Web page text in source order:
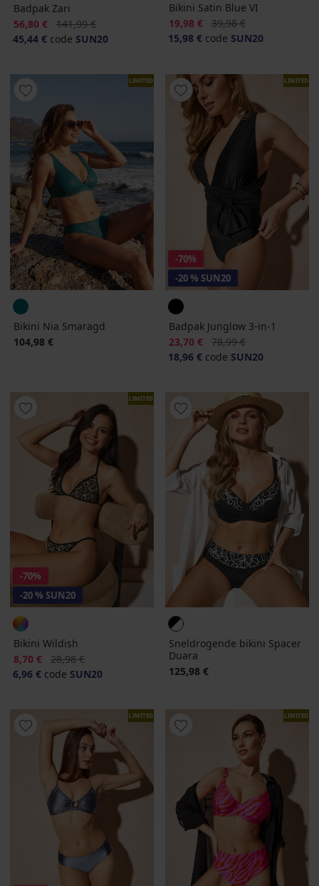
Badpak Zari
Korting
56,80 € Oorspronkelijke prijs
141,99 €
45,44 € code SUN20
Bikini Satin Blue VI
Korting
19,98 € Oorspronkelijke prijs
39,98 €
15,98 € code SUN20
LIMITED
Bikini Nia Smaragd
104,98 €
LIMITED
-70%
-20 % SUN20
Badpak Junglow 3-in-1
Korting
23,70 € Oorspronkelijke prijs
78,99 €
18,96 € code SUN20
LIMITED
-70%
-20 % SUN20
Bikini Wildish
Korting
8,70 € Oorspronkelijke prijs
28,98 €
6,96 € code SUN20
Sneldrogende bikini Spacer
Duara
125,98 €
LIMITED LIMITED